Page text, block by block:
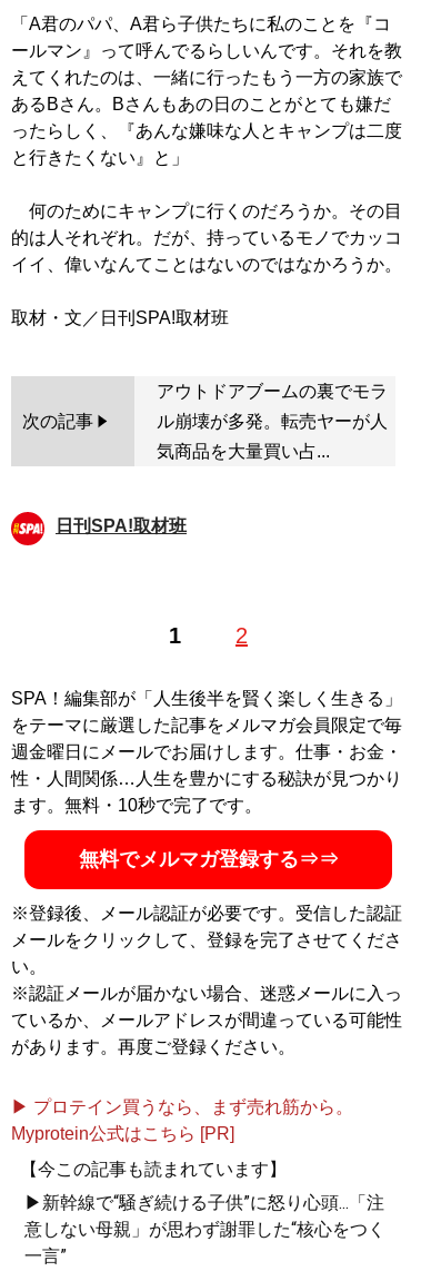
「A君のパパ、A君ら子供たちに私のことを『コ
ールマン』って呼んでるらしいんです。それを教
えてくれたのは、一緒に行ったもう一方の家族で
あるBさん。Bさんもあの日のことがとても嫌だ
ったらしく、『あんな嫌味な人とキャンプは二度
と行きたくない』と」
何のためにキャンプに行くのだろうか。その目
的は人それぞれ。だが、持っているモノでカッコ
イイ、偉いなんてことはないのではなかろうか。
次の記事
アウトドアブームの裏でモラ
ル崩壊が多発。転売ヤーが人
気商品を大量買い占...
日刊SPA!取材班
1 2
SPA！編集部が「人生後半を賢く楽しく生きる」
をテーマに厳選した記事をメルマガ会員限定で毎
週金曜日にメールでお届けします。仕事・お金・
性・人間関係…人生を豊かにする秘訣が見つかり
ます。無料・10秒で完了です。
無料でメルマガ登録する⇒⇒
※登録後、メール認証が必要です。受信した認証
メールをクリックして、登録を完了させてくださ
い。
※認証メールが届かない場合、迷惑メールに入っ
ているか、メールアドレスが間違っている可能性
があります。再度ご登録ください。
▶ プロテイン買うなら、まず売れ筋から。
Myprotein公式はこちら [PR]
【今この記事も読まれています】
▶新幹線で“騒ぎ続ける子供”に怒り心頭...「注
意しない母親」が思わず謝罪した“核心をつく
一言”